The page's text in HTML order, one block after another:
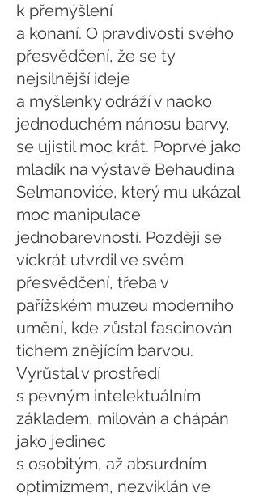
k přemýšlení
a konaní. O pravdivosti svého
přesvědčení, že se ty
nejsilnější ideje
a myšlenky odráží v naoko
jednoduchém nánosu barvy,
se ujistil moc krát. Poprvé jako
mladík na výstavě Behaudina
Selmanoviće, který mu ukázal
moc manipulace
jednobarevností. Později se
víckrát utvrdil ve svém
přesvědčení, třeba v
pařížském muzeu moderního
umění, kde zůstal fascinován
tichem znějícím barvou.
Vyrůstal v prostředí
s pevným intelektuálním
základem, milován a chápán
jako jedinec
s osobitým, až absurdním
optimizmem, nezviklán ve